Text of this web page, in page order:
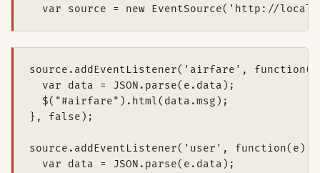
var source = new EventSource('http://
source.addEventListener('airfare',
  var data = JSON.parse(e.data);
  $("#airfare").html(data.msg);
}, false);
source.addEventListener('user', function(e) {
  var data = JSON.parse(e.data);